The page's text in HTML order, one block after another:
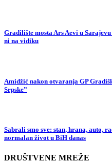
Gradilište mosta Ars Aevi u
ni na vidiku
Amidžić nakon otvaranja GP
Srpske”
Sabrali smo sve: stan, hrana, auto,
normalan život u BiH danas
DRUŠTVENE MREŽE